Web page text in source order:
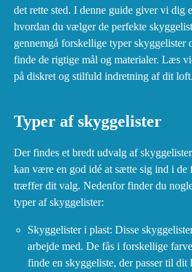
det rette sted. I denne guide giver vi dig
hvordan du vælger de perfekte
gennemgå forskellige typer skyggelister
finde de rigtige mål og materialer. Læs
på diskret og stilfuld indretning af dit loft.
Typer af skyggelister
Der findes et bredt udvalg af
kan være en god idé at sætte sig ind i de
træffer dit valg. Nedenfor finder du
typer af skyggelister:
Skyggelister i plast: Disse
arbejde med. De fås i forskellige
finde en skyggeliste, der passer til dit